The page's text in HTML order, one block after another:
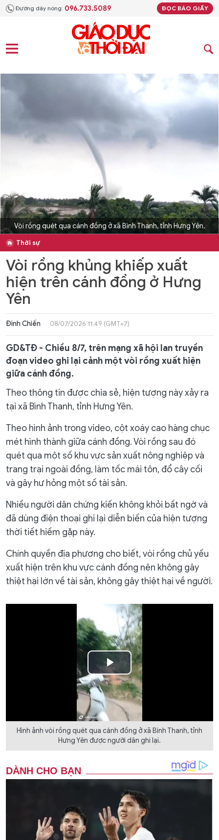
Đường dây nóng: 096.733.5089 ĐỌC BÁO GIẤY
Vòi rồng quét qua cánh đồng ở xã Bình Thanh, tỉnh Hưng Yên.
Thời sự
Vòi rồng khủng khiếp xuất
hiện trên cánh đồng ở Hưng
Yên
Đinh Chiến 08/07/2026 11:49 (GMT+7)
GD&TĐ - Chiều 8/7, trên mạng xã hội lan truyền
đoạn video ghi lại cảnh một vòi rồng xuất hiện
giữa cánh đồng.
Theo thông tin được chia sẻ, hiện tượng này xảy ra
tại xã Bình Thanh, tỉnh Hưng Yên.
Theo hình ảnh trong video, cột xoáy cao hàng chục
mét hình thành giữa cánh đồng. Vòi rồng sau đó
quét qua một số khu vực sản xuất nông nghiệp và
trang trại ngoài đồng, làm tốc mái tôn, đổ cây cối
và gây hư hỏng một số tài sản.
Nhiều người dân chứng kiến không khỏi bất ngờ và
đã dùng điện thoại ghi lại diễn biến của hiện tượng
thời tiết hiếm gặp này.
Chính quyền địa phương cho biết, vòi rồng chủ yếu
xuất hiện trên khu vực cánh đồng nên không gây
thiệt hại lớn về tài sản, không gây thiệt hại về người.
Play
Video
Hình ảnh vòi rồng quét qua cánh đồng ở xã Bình Thanh, tỉnh
Hưng Yên được người dân ghi lại.